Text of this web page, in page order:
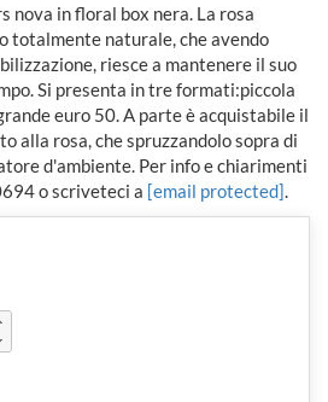
nova in floral box nera. La rosa
totalmente naturale, che avendo
riesce a mantenere il suo
Si presenta in tre formati:piccola
euro 50. A parte è acquistabile il
alla rosa, che spruzzandolo sopra di
d'ambiente. Per info e chiarimenti
o scriveteci a [email protected]